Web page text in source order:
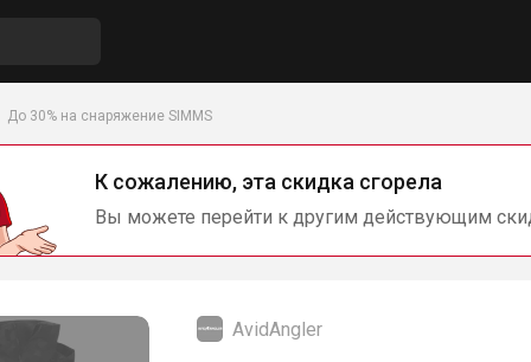
До 30% на снаряжение SIMMS
К сожалению, эта скидка сгорела
Вы можете перейти к другим действующим
AvidAngler